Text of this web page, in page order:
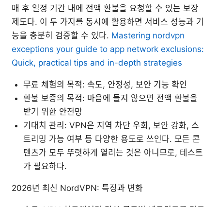
매 후 일정 기간 내에 전액 환불을 요청할 수 있는 보장
제도다. 이 두 가지를 동시에 활용하면 서비스 성능과 기
능을 충분히 검증할 수 있다. Mastering nordvpn
exceptions your guide to app network exclusions:
Quick, practical tips and in-depth strategies
무료 체험의 목적: 속도, 안정성, 보안 기능 확인
환불 보증의 목적: 마음에 들지 않으면 전액 환불을
받기 위한 안전망
기대치 관리: VPN은 지역 차단 우회, 보안 강화, 스
트리밍 가능 여부 등 다양한 용도로 쓰인다. 모든 콘
텐츠가 모두 뚜렷하게 열리는 것은 아니므로, 테스트
가 필요하다.
2026년 최신 NordVPN: 특징과 변화